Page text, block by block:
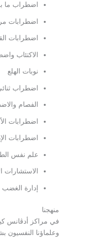
اضطراب ما
اضطرابات
اضطرابات
الاكتئاب
نوبات الهلع
اضطراب
الفصام
اضطرابات
اضطرابات
علم نفس
الاستشارات
إدارة الغضب
منهجنا
في مراكز أدڤانس
وعلماؤنا النفسيون